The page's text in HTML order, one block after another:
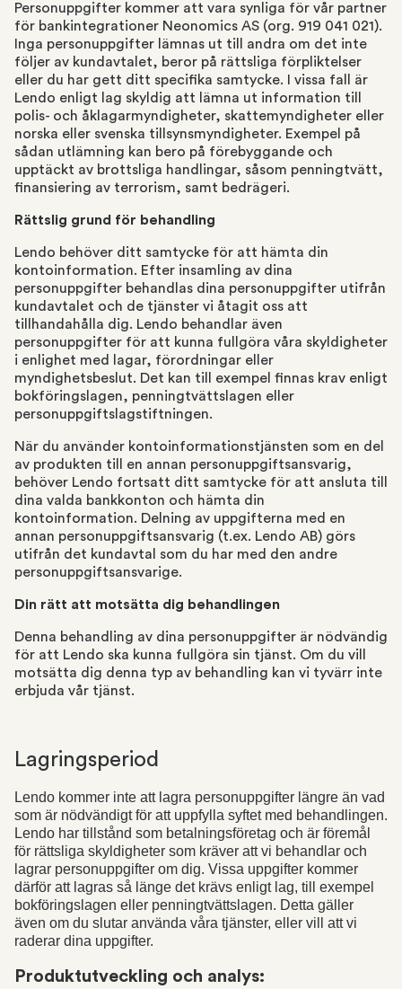
Personuppgifter kommer att vara synliga för vår partner
för bankintegrationer Neonomics AS (org. 919 041 021).
Inga personuppgifter lämnas ut till andra om det inte
följer av kundavtalet, beror på rättsliga förpliktelser
eller du har gett ditt specifika samtycke. I vissa fall är
Lendo enligt lag skyldig att lämna ut information till
polis- och åklagarmyndigheter, skattemyndigheter eller
norska eller svenska tillsynsmyndigheter. Exempel på
sådan utlämning kan bero på förebyggande och
upptäckt av brottsliga handlingar, såsom penningtvätt,
finansiering av terrorism, samt bedrägeri.
Rättslig grund för behandling
Lendo behöver ditt samtycke för att hämta din
kontoinformation. Efter insamling av dina
personuppgifter behandlas dina personuppgifter utifrån
kundavtalet och de tjänster vi åtagit oss att
tillhandahålla dig. Lendo behandlar även
personuppgifter för att kunna fullgöra våra skyldigheter
i enlighet med lagar, förordningar eller
myndighetsbeslut. Det kan till exempel finnas krav enligt
bokföringslagen, penningtvättslagen eller
personuppgiftslagstiftningen.
När du använder kontoinformationstjänsten som en del
av produkten till en annan personuppgiftsansvarig,
behöver Lendo fortsatt ditt samtycke för att ansluta till
dina valda bankkonton och hämta din
kontoinformation. Delning av uppgifterna med en
annan personuppgiftsansvarig (t.ex. Lendo AB) görs
utifrån det kundavtal som du har med den andre
personuppgiftsansvarige.
Din rätt att motsätta dig behandlingen
Denna behandling av dina personuppgifter är nödvändig
för att Lendo ska kunna fullgöra sin tjänst. Om du vill
motsätta dig denna typ av behandling kan vi tyvärr inte
erbjuda vår tjänst.
Lagringsperiod
Lendo kommer inte att lagra personuppgifter längre än vad
som är nödvändigt för att uppfylla syftet med behandlingen.
Lendo har tillstånd som betalningsföretag och är föremål
för rättsliga skyldigheter som kräver att vi behandlar och
lagrar personuppgifter om dig. Vissa uppgifter kommer
därför att lagras så länge det krävs enligt lag, till exempel
bokföringslagen eller penningtvättslagen. Detta gäller
även om du slutar använda våra tjänster, eller vill att vi
raderar dina uppgifter.
Produktutveckling och analys: